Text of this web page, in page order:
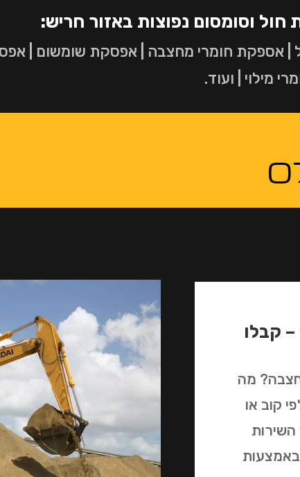
חול וסומסום נפוצות באזור חריש:
| אספקת חומרי מחצבה | אפסקת שומשום |
מילוי | ועוד.
קבלו
מה
קוב או